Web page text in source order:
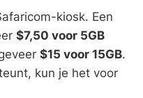
kiosk. Een
$7,50 voor 5GB
$15 voor 15GB.
kun je het voor